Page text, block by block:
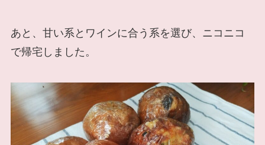
あと、甘い系とワインに合う系を選び、ニコニコ
で帰宅しました。